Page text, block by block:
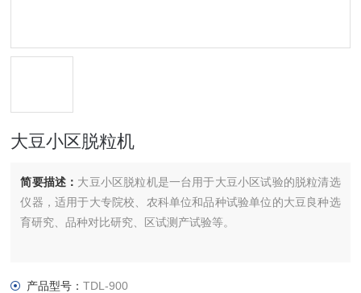
大豆小区脱粒机
简要描述： 大豆小区脱粒机是一台用于大豆小区试验的脱粒清选
仪器，适用于大专院校、农科单位和品种试验单位的大豆良种选
育研究、品种对比研究、区试测产试验等。
产品型号：TDL-900